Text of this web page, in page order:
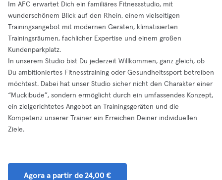
Im AFC erwartet Dich ein familiäres Fitnessstudio, mit
wunderschönem Blick auf den Rhein, einem vielseitigen
Trainingsangebot mit modernen Geräten, klimatisierten
Trainingsräumen, fachlicher Expertise und einem großen
Kundenparkplatz.
In unserem Studio bist Du jederzeit Willkommen, ganz gleich, ob
Du ambitioniertes Fitnesstraining oder Gesundheitssport betreiben
möchtest. Dabei hat unser Studio sicher nicht den Charakter einer
“Muckibude”, sondern ermöglicht durch ein umfassendes Konzept,
ein zielgerichtetes Angebot an Trainingsgeräten und die
Kompetenz unserer Trainer ein Erreichen Deiner individuellen
Ziele.
Agora a partir de 24,00 €